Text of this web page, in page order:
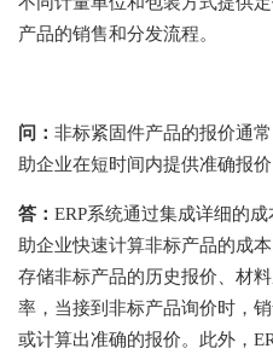
产品的销售和分发流程。
问： 非标紧固件产品的报价通
助企业在短时间内提供准确报价
答： ERP系统通过集成详细的
助企业快速计算非标产品的成
存储非标产品的历史报价、材
率，当接到非标产品询价时，
或计算出准确的报价。此外，